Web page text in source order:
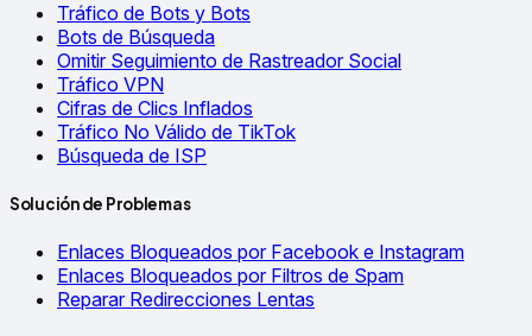
Tráfico de Bots y Bots
Bots de Búsqueda
Omitir Seguimiento de Rastreador Social
Tráfico VPN
Cifras de Clics Inflados
Tráfico No Válido de TikTok
Búsqueda de ISP
Solución de Problemas
Enlaces Bloqueados por Facebook e Instagram
Enlaces Bloqueados por Filtros de Spam
Reparar Redirecciones Lentas